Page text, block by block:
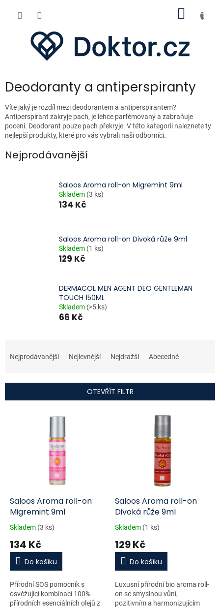
Deodoranty a antiperspiranty
Víte jaký je rozdíl mezi deodorantem a antiperspirantem?
Antiperspirant zakryje pach, je lehce parfémovaný a zabraňuje
pocení. Deodorant pouze pach překryje. V této kategorii naleznete ty
nejlepší produkty, které pro vás vybrali naši odborníci.
Nejprodávanější
Saloos Aroma roll-on Migremint 9ml
Skladem (3 ks)
134 Kč
Saloos Aroma roll-on Divoká růže 9ml
Skladem (1 ks)
129 Kč
DERMACOL MEN AGENT DEO GENTLEMAN
TOUCH 150ML
Skladem (>5 ks)
66 Kč
a
í
Nejprodávanější Nejlevnější Nejdražší Abecedně
OTEVŘÍT FILTR
dSaloos Aroma roll-on
Migremint 9ml
Skladem (3 ks)
134 Kč
Do košíku
Přírodní SOS pomocník s
osvěžující kombinací 100%
přírodních esenciálních olejů z
Saloos Aroma roll-on
Divoká růže 9ml
Skladem (1 ks)
129 Kč
Do košíku
Luxusní přírodní bio aroma roll-
on se smyslnou vůní,
pozitivním a harmonizujícím